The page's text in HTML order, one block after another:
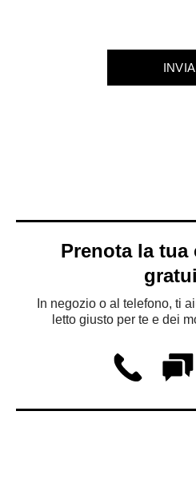
Prenota la tua
In negozio o al telefono, ti
letto giusto per te e dei